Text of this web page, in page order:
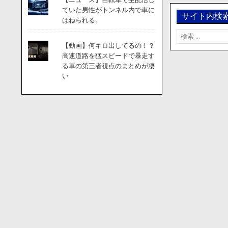
サイト内検
検
索:
ていた男性がトンネル内で車に
はねられる。
【動画】何キロ出してるの！？
高速道路を猛スピードで暴走す
る車の第三者視点のまとめが凄
い